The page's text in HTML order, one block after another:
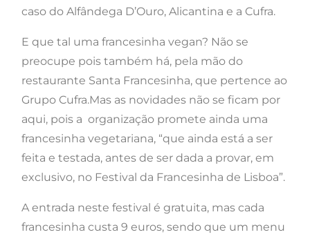
caso do Alfândega D’Ouro, Alicantina e a Cufra.
E que tal uma francesinha vegan? Não se
preocupe pois também há, pela mão do
restaurante Santa Francesinha, que pertence ao
Grupo Cufra.Mas as novidades não se ficam por
aqui, pois a organização promete ainda uma
francesinha vegetariana, “que ainda está a ser
feita e testada, antes de ser dada a provar, em
exclusivo, no Festival da Francesinha de Lisboa”.
A entrada neste festival é gratuita, mas cada
francesinha custa 9 euros, sendo que um menu